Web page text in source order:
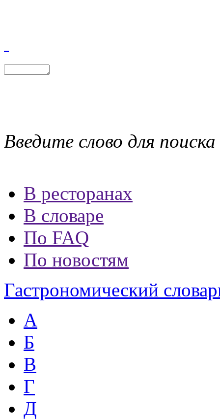
Введите слово для поиска
В ресторанах
В словаре
По FAQ
По новостям
Гастрономический
А
Б
В
Г
Д